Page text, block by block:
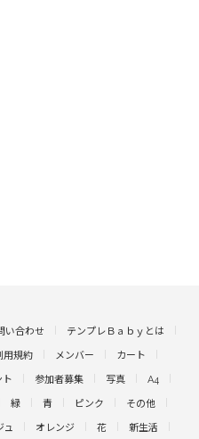
い合わせ テンプレＢａｂｙとは
用規約 メンバー カート
ト 参加者募集 写真 A4
緑 青 ピンク その他
ュ オレンジ 花 新生活